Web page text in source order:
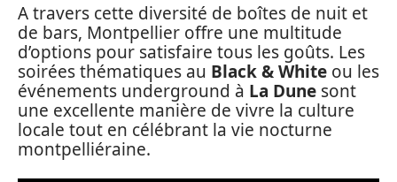
A travers cette diversité de boîtes de nuit et
de bars, Montpellier offre une multitude
d’options pour satisfaire tous les goûts. Les
soirées thématiques au Black & White ou les
événements underground à La Dune sont
une excellente manière de vivre la culture
locale tout en célébrant la vie nocturne
montpelliéraine.